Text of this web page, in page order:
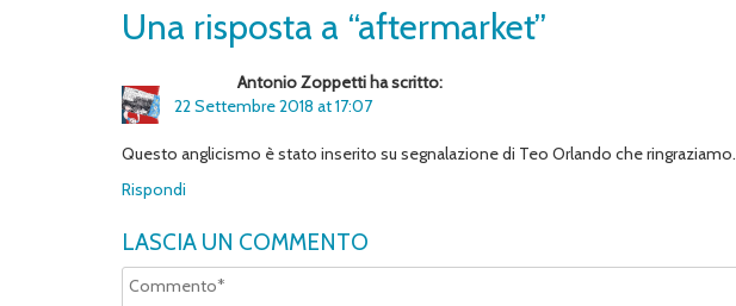
Una risposta a “aftermarket”
Antonio Zoppetti ha scritto:
22 Settembre 2018 at 17:07
Questo anglicismo è stato inserito su segnalazione di Teo Orlando che ringraziamo.
Rispondi
LASCIA UN COMMENTO